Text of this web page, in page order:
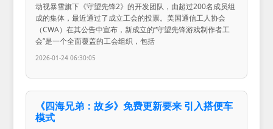
动视暴雪旗下《守望先锋2》的开发团队，由超过200名成员组
成的集体，最近通过了成立工会的投票。美国通信工人协会
（CWA）在其公告中宣布，新成立的“守望先锋游戏制作者工
会”是一个全面覆盖的工会组织，包括
2026-01-24 06:30:05
《四海兄弟：故乡》免费更新要来 引入搭便车
模式